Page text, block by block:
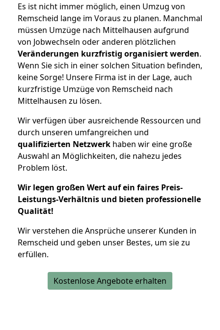
Es ist nicht immer möglich, einen Umzug von
Remscheid lange im Voraus zu planen. Manchmal
müssen Umzüge nach Mittelhausen aufgrund
von Jobwechseln oder anderen plötzlichen
Veränderungen kurzfristig organisiert werden.
Wenn Sie sich in einer solchen Situation befinden,
keine Sorge! Unsere Firma ist in der Lage, auch
kurzfristige Umzüge von Remscheid nach
Mittelhausen zu lösen.
Wir verfügen über ausreichende Ressourcen und
durch unseren umfangreichen und
qualifizierten Netzwerk haben wir eine große
Auswahl an Möglichkeiten, die nahezu jedes
Problem löst.
Wir legen großen Wert auf ein faires Preis-
Leistungs-Verhältnis und bieten professionelle
Qualität!
Wir verstehen die Ansprüche unserer Kunden in
Remscheid und geben unser Bestes, um sie zu
erfüllen.
Kostenlose Angebote erhalten